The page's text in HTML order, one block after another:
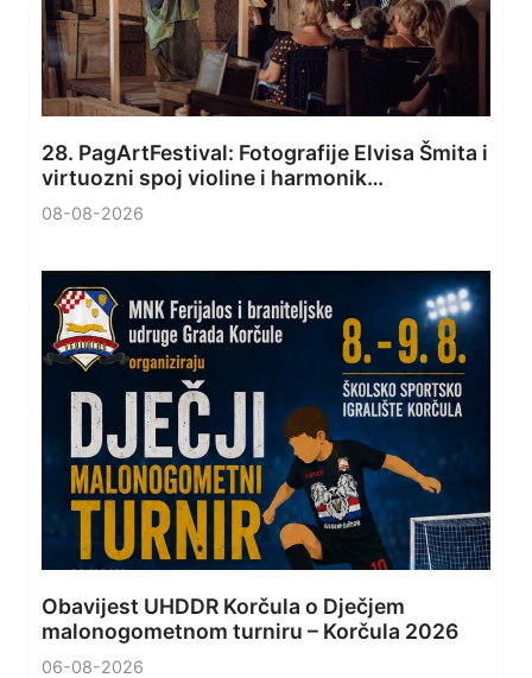
28. PagArtFestival: Fotografije Elvisa Šmita i
virtuozni spoj violine i harmonik…
08-08-2026
Obavijest UHDDR Korčula o Dječjem
malonogometnom turniru – Korčula 2026
06-08-2026